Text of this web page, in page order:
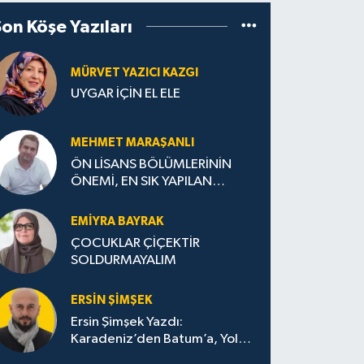
Köşe Yazıları
MÜRVET YAZICI KAZGI
UYGAR İÇİN EL ELE
MEHMET MARAŞANLI
ÖN LİSANS BÖLÜMLERİNİN
ÖNEMİ, EN SIK YAPILAN
STRATEJİLERİ
EMIYRA BAYRAK
ÇOCUKLAR ÇİÇEKTİR
SOLDURMAYALIM
ERSIN ŞIMŞEK
Ersin Şimşek Yazdı:
Karadeniz’den Batum’a, Yolun